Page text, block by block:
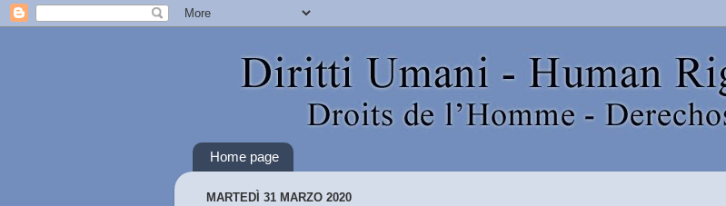
Home page
MARTEDÌ 31 MARZO 2020